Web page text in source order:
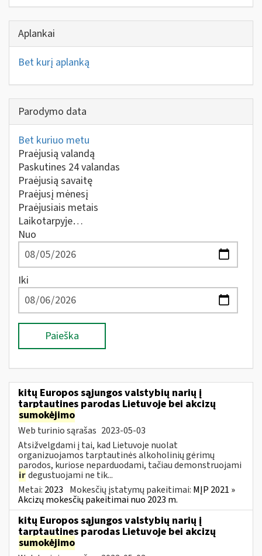
Aplankai
Bet kurį aplanką
Parodymo data
Bet kuriuo metu
Praėjusią valandą
Paskutines 24 valandas
Praėjusią savaitę
Praėjusį mėnesį
Praėjusiais metais
Laikotarpyje…
Nuo
Iki
Paieška
kitų Europos sąjungos valstybių narių į
tarptautines parodas Lietuvoje bei akcizų
sumokėjimo
Web turinio sąrašas 2023-05-03
Atsižvelgdami į tai, kad Lietuvoje nuolat
organizuojamos tarptautinės alkoholinių gėrimų
parodos, kuriose neparduodami, tačiau demonstruojami
irdegustuojami ne tik...
Metai: 2023 Mokesčių įstatymų pakeitimai: MĮP 2021 »
Akcizų mokesčių pakeitimai nuo 2023 m.
kitų Europos sąjungos valstybių narių į
tarptautines parodas Lietuvoje bei akcizų
sumokėjimo